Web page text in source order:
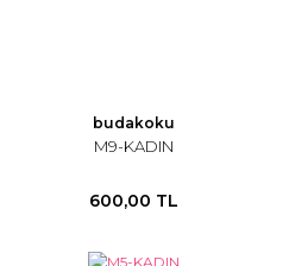
budakoku
M9-KADIN
600,00 TL